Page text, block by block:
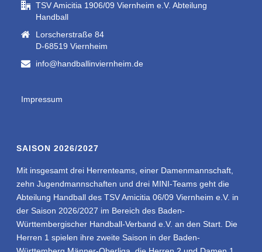
TSV Amicitia 1906/09 Viernheim e.V. Abteilung
Handball
Lorscherstraße 84
D-68519 Viernheim
info@handballinviernheim.de
Impressum
SAISON 2026/2027
Mit insgesamt drei Herrenteams, einer Damenmannschaft,
zehn Jugendmannschaften und drei MINI-Teams geht die
Abteilung Handball des TSV Amicitia 06/09 Viernheim e.V. in
der Saison 2026/2027 im Bereich des Baden-
Württembergischer Handball-Verband e.V. an den Start. Die
Herren 1 spielen ihre zweite Saison in der Baden-